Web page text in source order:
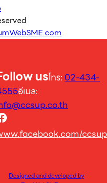
usโทร:02-434-
อีเมล:
ccsup
Designed and developed by